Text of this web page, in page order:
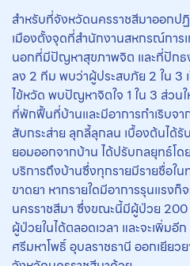
สำหรับที่จังหวัดนครราชสีมาออกป
เมืองตั้งจุดที่สำนักงานสหกรณ์การ
นอกที่มีปัญหาสุขภาพจิต และที่ปักธ
ลง 2 ทีม พบว่าผู้ประสบภัย 2 ใน 3
ไข้หวัด พบปัญหาจิตใจ 1 ใน 3 ส่วน
ที่พักฟื้นที่บ้านและมีอาการกำเริบจ
สับกระส่าย ลุกลี้ลุกลน เบื้องต้นได้รั
ยอมออกจากบ้าน ได้ปรับกลยุทธ์โด
บริการถึงบ้านซึ่งทุกรายมีรายชื่อใน
ขาดยา หากรายใดมีอาการรุนแรงก็
นครราชสีมา ซึ่งขณะนี้มีผู้ป่วย 200
ผู้ป่วยในได้ตลอดเวลา และจะเพิ่มอี
ศรีมหาโพธิ์ อุบลราชธานี ออกเยียว